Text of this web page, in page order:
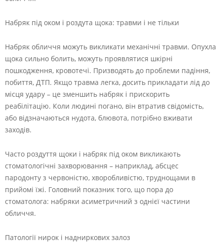
Набряк під оком і роздута щока: травми і не тільки
Набряк обличчя можуть викликати механічні травми. Опухла
щока сильно болить, можуть проявлятися шкірні
пошкодження, кровотечі. Призводять до проблеми падіння,
побиття, ДТП. Якщо травма легка, досить прикладати лід до
місця удару – це зменшить набряк і прискорить
реабілітацію. Коли людині погано, він втратив свідомість,
або відзначаються нудота, блювота, потрібно вживати
заходів.
Часто роздуття щоки і набряк під оком викликають
стоматологічні захворювання – наприклад, абсцес
пародонту з червоністю, хворобливістю, труднощами в
прийомі їжі. Головний показник того, що пора до
стоматолога: набряки асиметричний з однієї частини
обличчя.
Патології нирок і надниркових залоз